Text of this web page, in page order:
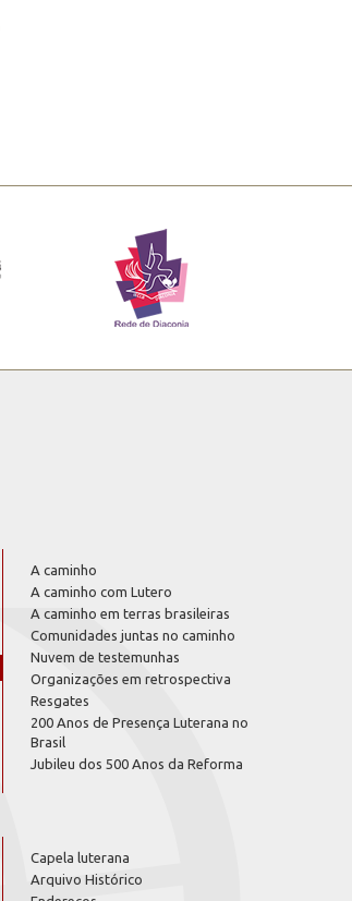
A caminho
A caminho com Lutero
A caminho em terras brasileiras
Comunidades juntas no caminho
Nuvem de testemunhas
Organizações em retrospectiva
Resgates
200 Anos de Presença Luterana no
Brasil
Jubileu dos 500 Anos da Reforma
Capela luterana
Arquivo Histórico